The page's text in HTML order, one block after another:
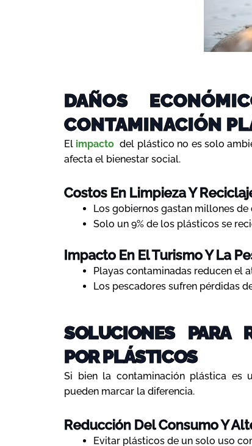
DAÑOS
CONTAMINACIÓN
El impacto del plástico no es solo
afecta el bienestar social.
Costos En Limpieza Y
Los gobiernos gastan millones
Solo un 9% de los plásticos se
Impacto En El Turismo Y La
Playas contaminadas reducen el
Los pescadores sufren pérdidas
SOLUCIONES PARA
POR PLÁSTICOS
Si bien la contaminación plástica es
pueden marcar la diferencia.
Reducción Del Consumo Y
Evitar plásticos de un solo uso